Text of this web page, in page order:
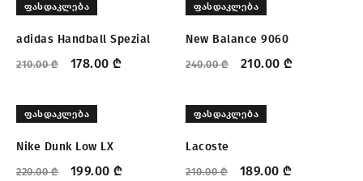
ᲤᲐᲡᲓᲐᲙᲚᲔᲑᲐ
adidas Handball Spezial
210.00₾ 178.00 ₾
ᲤᲐᲡᲓᲐᲙᲚᲔᲑᲐ
New Balance 9060
240.00₾ 210.00 ₾
ᲤᲐᲡᲓᲐᲙᲚᲔᲑᲐ
Nike Dunk Low LX
220.00₾ 199.00 ₾
ᲤᲐᲡᲓᲐᲙᲚᲔᲑᲐ
Lacoste
210.00₾ 189.00 ₾